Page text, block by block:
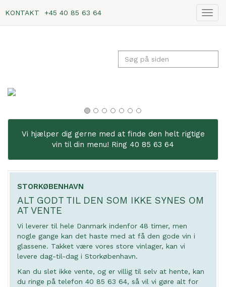
Vis
KONTAKT +45 40 85 63 64
Vi hjælper dig gerne med at finde den helt rigtige
vin til din menu! Ring 40 85 63 64
STORKØBENHAVN
ALT GODT TIL DEN SOM IKKE SYNES OM
AT VENTE
Vi leverer til hele Danmark indenfor 48 timer, men
nogle gange kan det haste med at få den gode vin i
glassene. Takket være vores store vinlager, kan vi
levere dag-til-dag i Storkøbenhavn.
Kan du slet ikke vente, og er villig til selv at hente, kan
du ringe på telefon 40 85 63 64, så vil vi gøre alt for